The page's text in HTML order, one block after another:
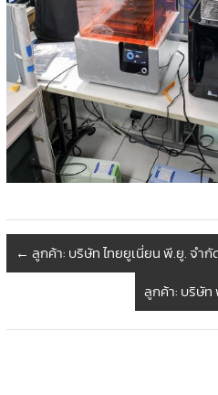
← ลูกค้า: บริษัท ไทยยูเนี่ยน พี.ยู. จำกั
ลูกค้า: บริษัท